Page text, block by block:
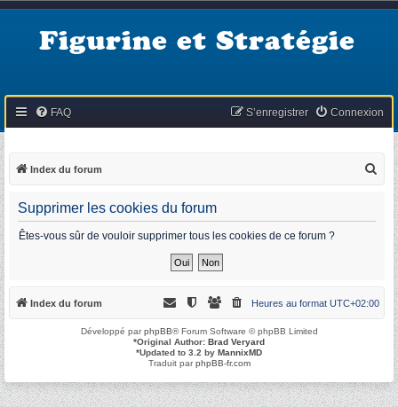
Figurine et Stratégie
FAQ Connexion
S’enregistrer
Index du forum
h
Supprimer les cookies du forum
Êtes-vous sûr de vouloir supprimer tous les cookies de ce forum ?
Index du forum Heures au format UTC+02:00
Développé parphpBB® Forum Software © phpBB Limited
*Original Author: Brad Veryard
*Updated to 3.2 by MannixMD
Traduit parphpBB-fr.com